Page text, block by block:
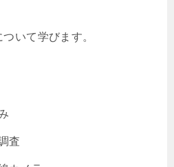
いて学びます。
査